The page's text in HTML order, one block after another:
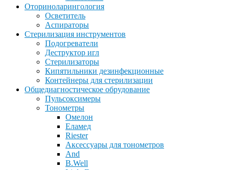
Оториноларингология
Осветитель
Аспираторы
Стерилизация инструментов
Подогреватели
Деструктор игл
Стерилизаторы
Кипятильники дезинфекционные
Контейнеры для стерилизации
Общедиагностическое обрудование
Пульсоксимеры
Тонометры
Омелон
Еламед
Riester
Аксессуары для тонометров
And
B.Well